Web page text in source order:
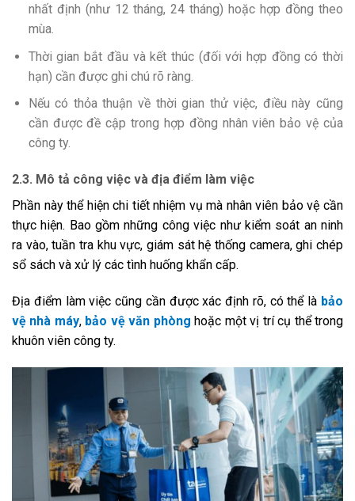
nhất định (như 12 tháng, 24 tháng) hoặc hợp đồng theo
mùa.
Thời gian bắt đầu và kết thúc (đối với hợp đồng có thời
hạn) cần được ghi chú rõ ràng.
Nếu có thỏa thuận về thời gian thử việc, điều này cũng
cần được đề cập trong hợp đồng nhân viên bảo vệ của
công ty.
2.3. Mô tả công việc và địa điểm làm việc
Phần này thể hiện chi tiết nhiệm vụ mà nhân viên bảo vệ cần
thực hiện. Bao gồm những công việc như kiểm soát an ninh
ra vào, tuần tra khu vực, giám sát hệ thống camera, ghi chép
sổ sách và xử lý các tình huống khẩn cấp.
Địa điểm làm việc cũng cần được xác định rõ, có thể là bảo
vệ nhà máy, bảo vệ văn phòng hoặc một vị trí cụ thể trong
khuôn viên công ty.